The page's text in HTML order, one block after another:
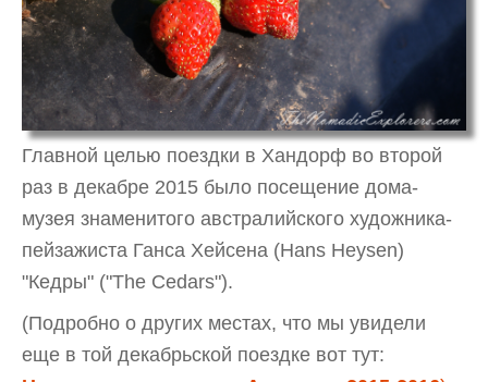
Главной целью поездки в Хандорф во второй
раз в декабре 2015 было посещение дома-
музея знаменитого австралийского художника-
пейзажиста Ганса Хейсена (Hans Heysen)
"Кедры" ("The Cedars").
(Подробно о других местах, что мы увидели
еще в той декабрьской поездке вот тут: